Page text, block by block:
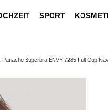
SPORT
Panache Superbra ENVY 7285 Full Cup